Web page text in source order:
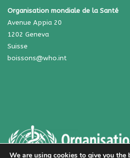
Organisation mondiale de la Santé
Avenue Appia 20
1202 Geneva
Suisse
boissons@who.int
We are using cookies to give you the